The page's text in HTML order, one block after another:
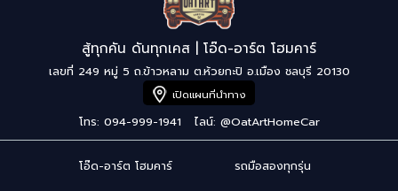
สู้ทุกคัน ดันทุกเคส | โอ๊ด-อาร์ต โฮมคาร์
เลขที่ 249 หมู่ 5 ถ.ข้าวหลาม ต.ห้วยกะปิ อ.เมือง ชลบุรี 20130
เปิดแผนที่นำทาง
โทร: 094-999-1941 ไลน์: @OatArtHomeCar
โอ๊ด-อาร์ต โฮมคาร์ รถมือสองทุกรุ่น